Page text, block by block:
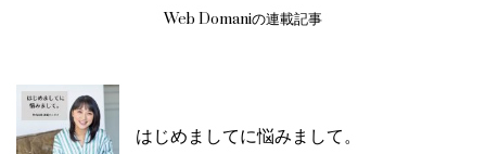
Web Domaniの連載記事
はじめましてに悩みまして。